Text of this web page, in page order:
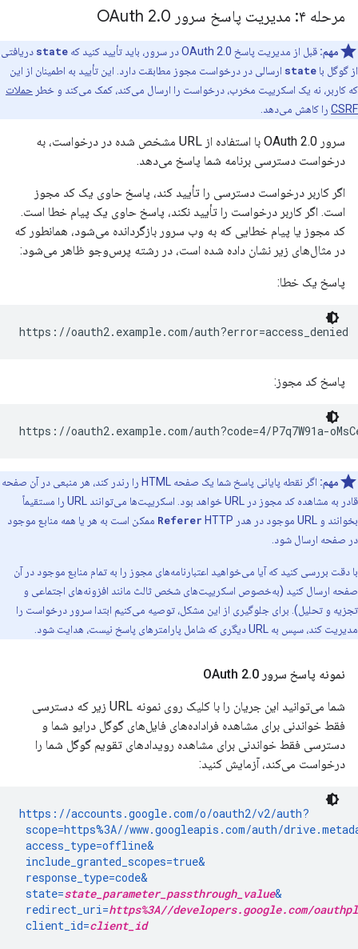
مرحله ۴: مدیریت پاسخ سرور OAuth 2 .0
مهم: قبل از مدیریت پاسخ OAuth 2.0 در سرور، باید تأیید کنید که state دریافتی
از گوگل با state ارسالی در درخواست مجوز مطابقت دارد. این تأیید به اطمینان از این
که کاربر، نه یک اسکریپت مخرب، درخواست را ارسال می‌کند، کمک می‌کند و خطر حملات
CSRF را کاهش می‌دهد.
سرور OAuth 2.0 با استفاده از URL مشخص شده در درخواست، به
درخواست دسترسی برنامه شما پاسخ می‌دهد.
اگر کاربر درخواست دسترسی را تأیید کند، پاسخ حاوی یک کد مجوز
است. اگر کاربر درخواست را تأیید نکند، پاسخ حاوی یک پیام خطا است.
کد مجوز یا پیام خطایی که به وب سرور بازگردانده می‌شود، همانطور که
در مثال‌های زیر نشان داده شده است، در رشته پرس‌وجو ظاهر می‌شود:
پاسخ یک خطا:
https://oauth2.example.com/auth?error=access_denied
پاسخ کد مجوز:
https://oauth2.example.com/auth?code=4/P7q7W91a-
مهم:
اگر نقطه پایانی پاسخ شما یک صفحه HTML را رندر کند، هر منبعی در آن صفحه
قادر به مشاهده کد مجوز در URL خواهد بود. اسکریپت‌ها می‌توانند URL را مستقیماً
بخوانند و URL موجود در هدر
Referer HTTP ممکن است به هر یا همه منابع موجود
در صفحه ارسال شود.
با دقت بررسی کنید که آیا می‌خواهید اعتبارنامه‌های مجوز را به تمام منابع موجود در آن
صفحه ارسال کنید (به‌خصوص اسکریپت‌های شخص ثالث مانند افزونه‌های اجتماعی و
تجزیه و تحلیل). برای جلوگیری از این مشکل، توصیه می‌کنیم ابتدا سرور درخواست را
مدیریت کند، سپس به URL دیگری که شامل پارامترهای پاسخ نیست، هدایت شود.
نمونه پاسخ سرور OAuth 2 .0
شما می‌توانید این جریان را با کلیک روی نمونه URL زیر که دسترسی
فقط خواندنی برای مشاهده فراداده‌های فایل‌های گوگل درایو شما و
دسترسی فقط خواندنی برای مشاهده رویدادهای تقویم گوگل شما را
درخواست می‌کند، آزمایش کنید:
https://accounts.google.com/o/oauth2/v2/auth?
scope=https%3A//www.googleapis.com/auth/
access_type=offline&
include_granted_scopes=true&
response_type=code&
state=state_parameter_passthrough_value&
redirect_uri=https%3A//developers.google.com/
client_id=client_id